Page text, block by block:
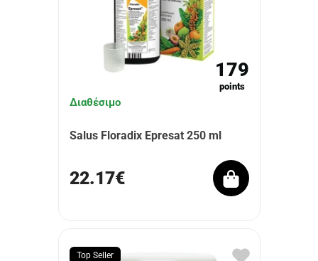
179
points
Διαθέσιμο
Salus Floradix Epresat 250 ml
22.17€
Top Seller